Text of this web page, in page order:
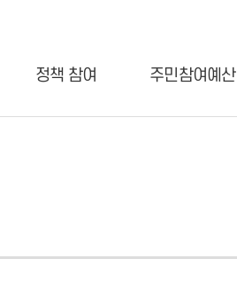
정책 참여 주민참여예산